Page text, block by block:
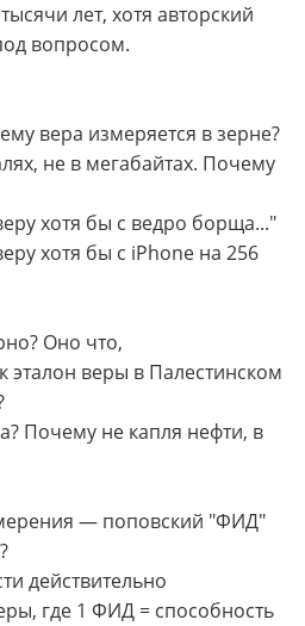
лет, хотя авторский
вопросом.
вера измеряется в зерне?
не в мегабайтах. Почему
хотя бы с ведро борща..."
хотя бы с iPhone на 256
Оно что,
эталон веры в Палестинском
Почему не капля нефти, в
— поповский "ФИД"
действительно
где 1 ФИД = способность